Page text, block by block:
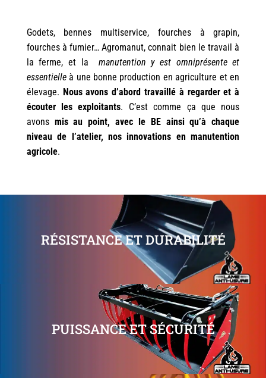
Godets, bennes multiservice, fourches à grapin,
fourches à fumier… Agromanut, connait bien le travail à
la ferme, et la
manutention y est omniprésente et
essentielleà une bonne production en agriculture et en
élevage. Nous avons d’abord travaillé à regarder et à
écouter les exploitants. C’est comme ça que nous
avons mis au point, avec le BE ainsi qu’à chaque
niveau de l’atelier, nos innovations en manutention
agricole.
RÉSISTANCE ET DURABILITÉ
PUISSANCE ET SÉCURITÉ